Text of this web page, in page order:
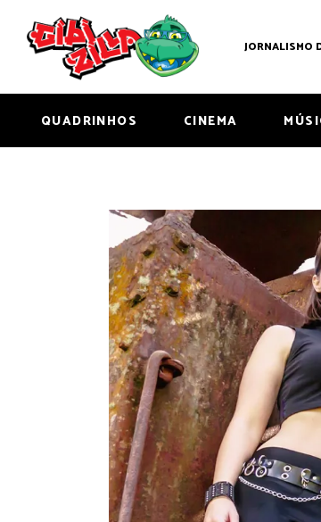
JORNALISMO
QUADRINHOS CINEMA